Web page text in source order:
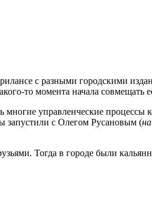
с разными городскими
то момента начала совмещать
многие управленческие
запустили с Олегом Русановым (
Тогда в городе были